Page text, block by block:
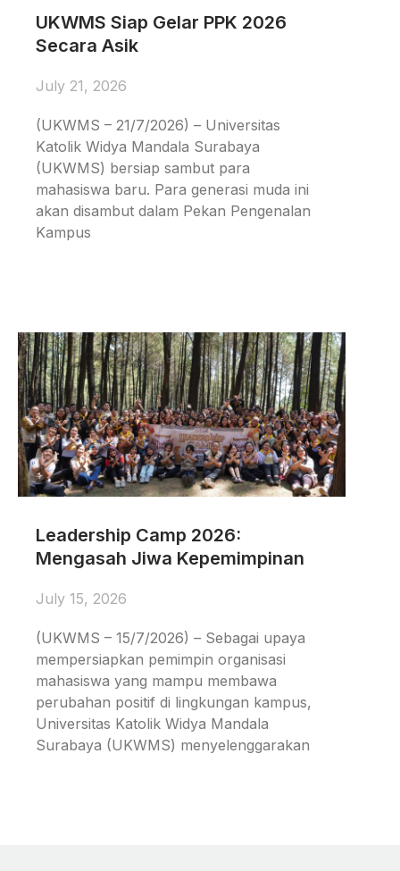
UKWMS Siap Gelar PPK 2026
Secara Asik
July 21, 2026
(UKWMS – 21/7/2026) – Universitas
Katolik Widya Mandala Surabaya
(UKWMS) bersiap sambut para
mahasiswa baru. Para generasi muda ini
akan disambut dalam Pekan Pengenalan
Kampus
Leadership Camp 2026:
Mengasah Jiwa Kepemimpinan
July 15, 2026
(UKWMS – 15/7/2026) – Sebagai upaya
mempersiapkan pemimpin organisasi
mahasiswa yang mampu membawa
perubahan positif di lingkungan kampus,
Universitas Katolik Widya Mandala
Surabaya (UKWMS) menyelenggarakan